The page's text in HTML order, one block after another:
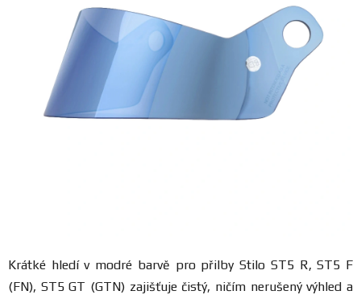
FANOUŠCI
Profil
Blog
Krátké hledí v modré barvě pro přilby Stilo ST5 R, ST5 F
(FN), ST5 GT (GTN) zajišťuje čistý, ničím nerušený výhled a